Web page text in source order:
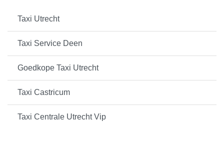
Taxi Utrecht
Taxi Service Deen
Goedkope Taxi Utrecht
Taxi Castricum
Taxi Centrale Utrecht Vip